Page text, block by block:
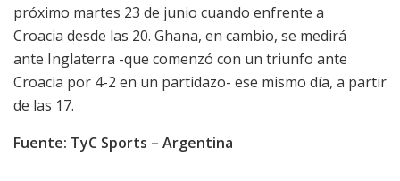
próximo martes 23 de junio cuando enfrente a
Croacia desde las 20. Ghana, en cambio, se medirá
ante Inglaterra -que comenzó con un triunfo ante
Croacia por 4-2 en un partidazo- ese mismo día, a partir
de las 17.
Fuente: TyC Sports – Argentina